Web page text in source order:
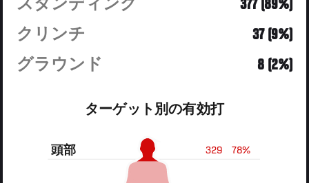
スタンディング
377 (89%)
クリンチ
37 (9%)
グラウンド
8 (2%)
ターゲット別の有効打
78%
329
頭部